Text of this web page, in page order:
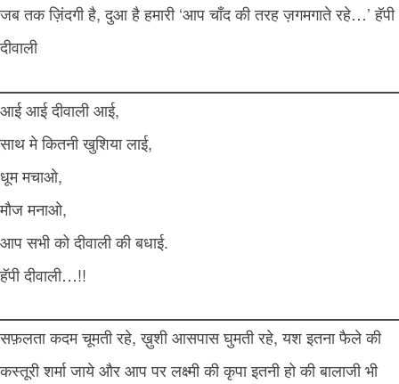
जब तक ज़िंदगी है, दुआ है हमारी ‘आप चाँद की तरह ज़गमगाते रहे…’ हॅपी
दीवाली
आई आई दीवाली आई,
साथ मे कितनी खुशिया लाई,
धूम मचाओ,
मौज मनाओ,
आप सभी को दीवाली की बधाई.
हॅपी दीवाली…!!
सफ़लता कदम चूमती रहे, ख़ुशी आसपास घुमती रहे, यश इतना फैले की
कस्तूरी शर्मा जाये और आप पर लक्ष्मी की कृपा इतनी हो की बालाजी भी